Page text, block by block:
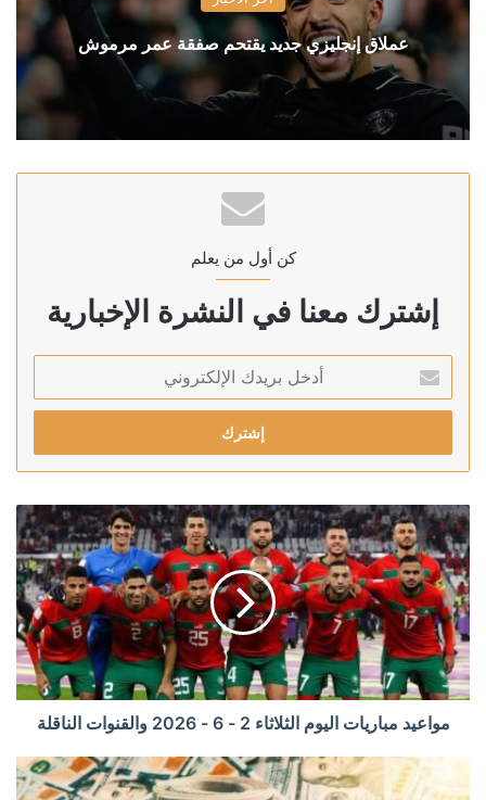
عملاق إنجليزي جديد يقتحم صفقة عمر مرموش
كن أول من يعلم
إشترك معنا في النشرة الإخبارية
بريدك
الإلكتروني
مواعيد مباريات اليوم الثلاثاء 2 - 6 - 2026 والقنوات الناقلة